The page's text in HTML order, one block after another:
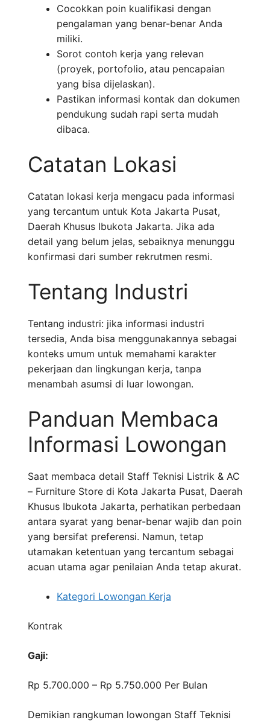
Cocokkan poin kualifikasi dengan
pengalaman yang benar-benar Anda
miliki.
Sorot contoh kerja yang relevan
(proyek, portofolio, atau pencapaian
yang bisa dijelaskan).
Pastikan informasi kontak dan dokumen
pendukung sudah rapi serta mudah
dibaca.
Catatan Lokasi
Catatan lokasi kerja mengacu pada informasi
yang tercantum untuk Kota Jakarta Pusat,
Daerah Khusus Ibukota Jakarta. Jika ada
detail yang belum jelas, sebaiknya menunggu
konfirmasi dari sumber rekrutmen resmi.
Tentang Industri
Tentang industri: jika informasi industri
tersedia, Anda bisa menggunakannya sebagai
konteks umum untuk memahami karakter
pekerjaan dan lingkungan kerja, tanpa
menambah asumsi di luar lowongan.
Panduan Membaca
Informasi Lowongan
Saat membaca detail Staff Teknisi Listrik & AC
– Furniture Store di Kota Jakarta Pusat, Daerah
Khusus Ibukota Jakarta, perhatikan perbedaan
antara syarat yang benar-benar wajib dan poin
yang bersifat preferensi. Namun, tetap
utamakan ketentuan yang tercantum sebagai
acuan utama agar penilaian Anda tetap akurat.
Kategori Lowongan Kerja
Kontrak
Gaji:
Rp 5.700.000 – Rp 5.750.000 Per Bulan
Demikian rangkuman lowongan Staff Teknisi